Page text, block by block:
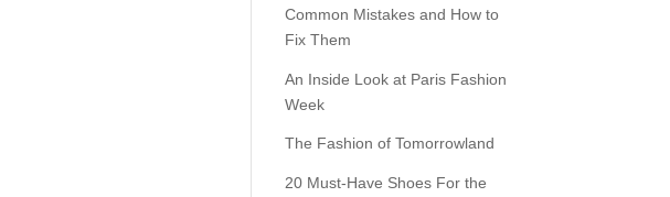
Common Mistakes and How to
Fix Them
An Inside Look at Paris Fashion
Week
The Fashion of Tomorrowland
20 Must-Have Shoes For the